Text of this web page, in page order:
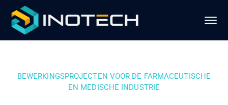
BEWERKINGSPROJECTEN VOOR DE FARMACEUTISCHE
EN MEDISCHE INDUSTRIE